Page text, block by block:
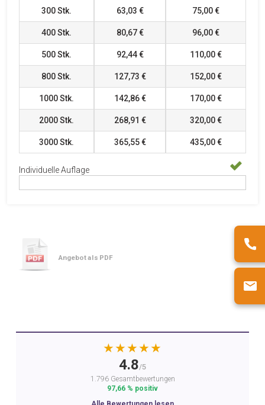
300Stk. 63,03 € 75,00 €
400Stk. 80,67 € 96,00 €
500Stk. 92,44 € 110,00 €
800Stk. 127,73 € 152,00 €
1000Stk. 142,86 € 170,00 €
2000Stk. 268,91 € 320,00 €
3000Stk. 365,55 € 435,00 €
Individuelle Auflage
Angebot als PDF
★★★★★
4.8/5
1.796 Gesamtbewertungen
97,66 % positiv